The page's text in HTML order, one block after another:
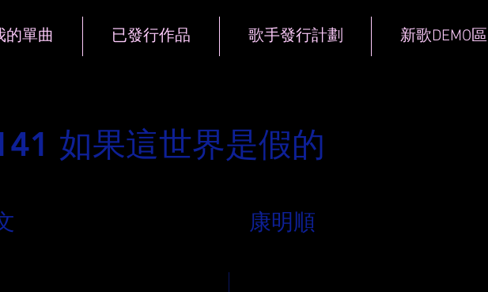
的單曲 已發行作品 歌手發行計劃 新歌DEMO區
如果這世界是假的
康明順